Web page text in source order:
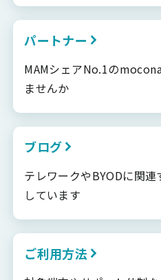
パートナー
MAMシェアNo.1の
ませんか
ブログ
テレワークやBYODに関
しています
ご利用方法